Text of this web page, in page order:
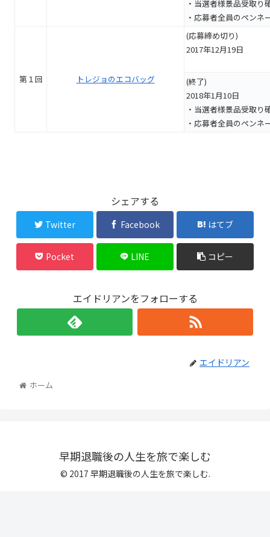
・当選者様景品受取り
・応募者全員のペンネ
第１回 トレジョのエコバッグ
(応募締め切り)
2017年12月19日
(終了)
2018年1月10日
・当選者様景品受取り
・応募者全員のペンネ
シェアする
Twitter Facebook はてブ
Pocket LINE コピー
エイドリアンをフォローする
エイドリアン
ホーム
早期退職後の人生を旅で楽しむ
© 2017 早期退職後の人生を旅で楽しむ.